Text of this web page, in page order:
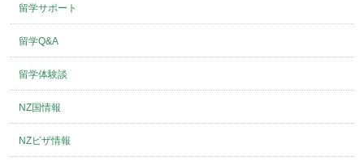
留学サポート
留学Q&A
留学体験談
NZ国情報
NZビザ情報